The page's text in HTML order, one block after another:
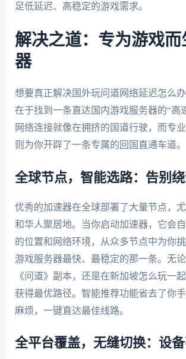
足低延迟、高稳定的游戏需求。
解决之道：专为游戏而
器
想要真正解决国外玩问道网络延迟怎么
在于找到一条直达国内游戏服务器的“高
网络连接就像在拥挤的国道行驶，而专
则为你开辟了一条专属的回国直通车道。
全球节点，智能选路：告别
优秀的加速器在全球部署了大量节点，
和华人聚居地。当你启动加速器，它会
的位置和网络环境，从众多节点中为你
游戏服务器最快、最稳定的那一条。无
《问道》副本，还是在新加坡怎么玩一
获得最优路径。智能推荐功能省去了你
麻烦，一键直达最佳线路。
全平台覆盖，无缝切换：设